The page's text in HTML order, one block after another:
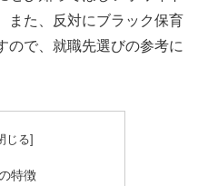
また、反対にブラック保育
ので、就職先選びの参考に
特徴